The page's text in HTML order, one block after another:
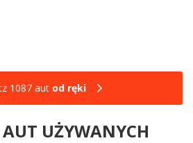
1087 aut od ręki
UŻYWANYCH